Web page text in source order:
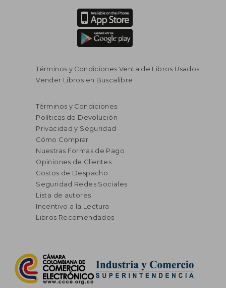
Términos y Condiciones Venta de Libros Usados
Vender Libros en Buscalibre
Términos y Condiciones
Políticas de Devolución
Privacidad y Seguridad
Cómo Comprar
Nuestras Formas de Pago
Opiniones de Clientes
Costos de Despacho
Seguridad Redes Sociales
Lista de autores
Incentivo a la Lectura
Libros Recomendados